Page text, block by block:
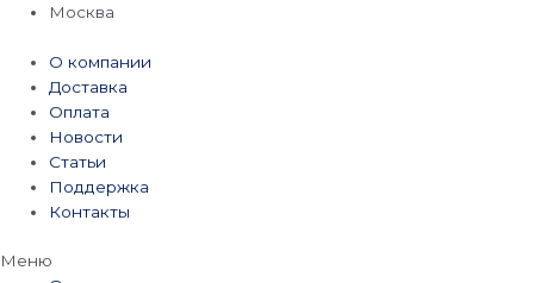
Перейти
содержимому
Москва
О компании
Доставка
Оплата
Новости
Статьи
Поддержка
Контакты
Меню